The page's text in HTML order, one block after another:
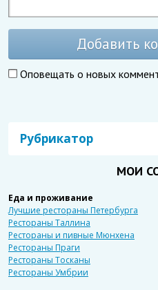
Добавить
Оповещать о новых
Рубрикатор
МОИ
Еда и проживание
Лучшие рестораны Петербурга
Рестораны Таллина
Рестораны и пивные Мюнхена
Рестораны Праги
Рестораны Тосканы
Рестораны Умбрии